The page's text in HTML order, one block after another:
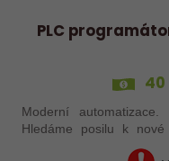
PLC
40
Moderní
Hledáme posilu k